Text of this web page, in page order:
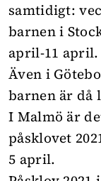
samtidigt:
barnen i
april-11 april.
Även i
barnen är då
I Malmö är
påsklovet
5 april.